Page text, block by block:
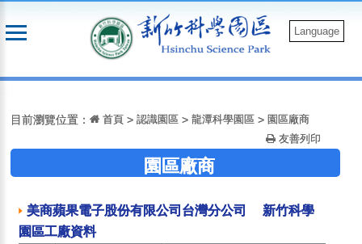
到
Language
目前瀏覽位置： 首頁 >認識園區 >龍潭科學園區 > 園區廠商
友善列印
園區廠商
美商蘋果電子股份有限公司台灣分公司 新竹科學
園區工廠資料